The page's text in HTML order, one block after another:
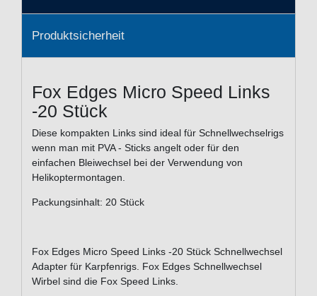
Produktsicherheit
Fox Edges Micro Speed Links
-20 Stück
Diese kompakten Links sind ideal für Schnellwechselrigs
wenn man mit PVA - Sticks angelt oder für den
einfachen Bleiwechsel bei der Verwendung von
Helikoptermontagen.
Packungsinhalt: 20 Stück
Fox Edges Micro Speed Links -20 Stück Schnellwechsel
Adapter für Karpfenrigs. Fox Edges Schnellwechsel
Wirbel sind die Fox Speed Links.